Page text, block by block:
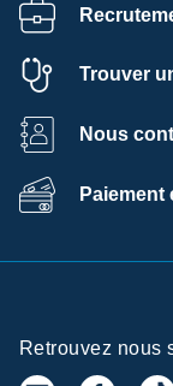
Trouver
Nous
Paiement
Retrouvez nous